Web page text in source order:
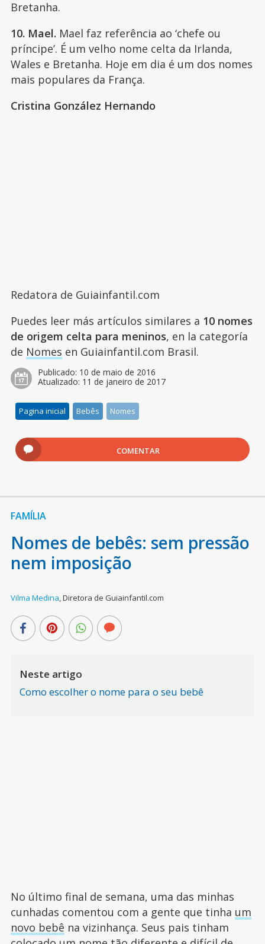
Bretanha.
10. Mael. Mael faz referência ao ‘chefe ou
príncipe’. É um velho nome celta da Irlanda,
Wales e Bretanha. Hoje em dia é um dos nomes
mais populares da França.
Cristina González Hernando
Redatora de Guiainfantil.com
Puedes leer más artículos similares a 10 nomes
de origem celta para meninos, en la categoría
de Nomes en Guiainfantil.com Brasil.
Publicado: 10 de maio de 2016
Atualizado: 11 de janeiro de 2017
Pagina inicial Bebês Nomes
COMENTAR
FAMÍLIA
Nomes de bebês: sem pressão
nem imposição
Vilma Medina,Diretora de Guiainfantil.com
Neste artigo
Como escolher o nome para o seu bebê
No último final de semana, uma das minhas
cunhadas comentou com a gente que tinha um
novo bebê na vizinhança. Seus pais tinham